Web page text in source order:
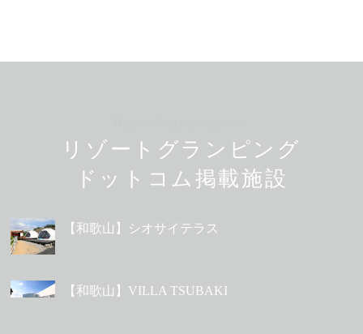
リゾートグランピング
ドットコム掲載施設
【和歌山】シオサイテラス
【和歌山】VILLA TSUBAKI